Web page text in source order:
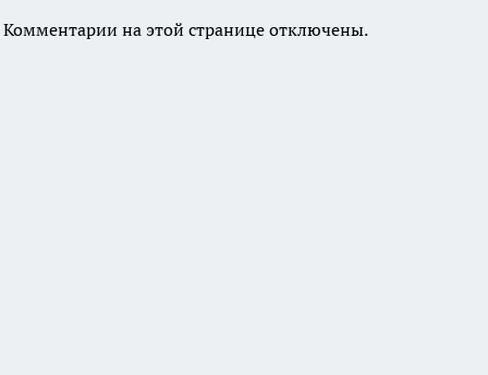
Комментарии на этой странице отключены.